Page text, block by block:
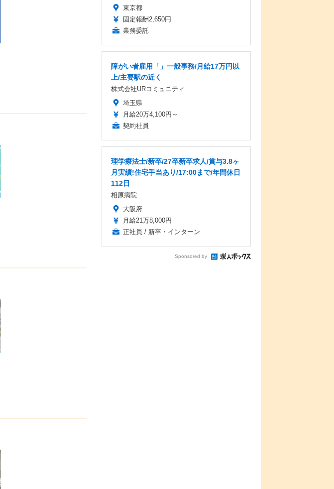
東京都
固定報酬2,650円
業務委託
障がい者雇用「」一般事務/月給17万円以
上/主要駅の近く
株式会社URコミュニティ
埼玉県
月給20万4,100円～
契約社員
理学療法士/新卒/27卒新卒求人/賞与3.8ヶ
月実績!住宅手当あり/17:00まで/年間休日
112日
相原病院
大阪府
月給21万8,000円
正社員 / 新卒・インターン
Sponsored by